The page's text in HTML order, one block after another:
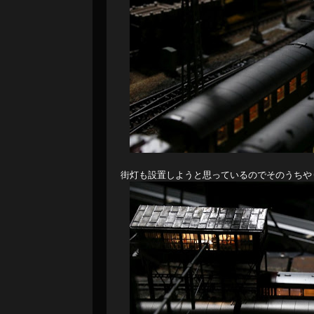
街灯も設置しようと思っているのでそのうち